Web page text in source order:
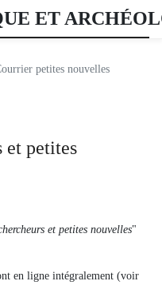
ET
petites nouvelles
et petites
et petites nouvelles"
en ligne intégralement (voir